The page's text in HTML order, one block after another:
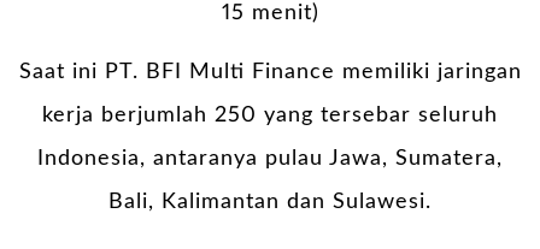
15 menit)
Saat ini PT. BFI Multi Finance memiliki jaringan
kerja berjumlah 250 yang tersebar seluruh
Indonesia, antaranya pulau Jawa, Sumatera,
Bali, Kalimantan dan Sulawesi.